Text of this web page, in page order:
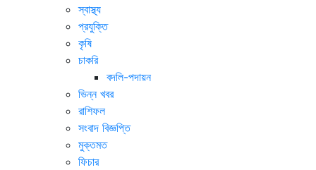
স্বাস্থ্য
প্রযুক্তি
কৃষি
চাকরি
বদলি-পদায়ন
ভিন্ন খবর
রাশিফল
সংবাদ বিজ্ঞপ্তি
মুক্তমত
ফিচার